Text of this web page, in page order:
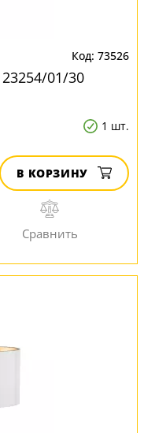
73526
01/30
1 шт.
В КОРЗИНУ